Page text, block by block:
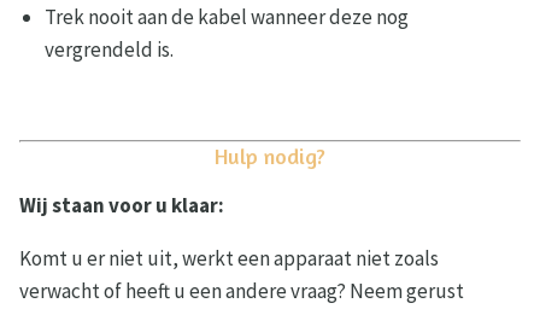
Trek nooit aan de kabel wanneer deze nog
vergrendeld is.
Hulp nodig?
Wij staan voor u klaar:
Komt u er niet uit, werkt een apparaat niet zoals
verwacht of heeft u een andere vraag? Neem gerust